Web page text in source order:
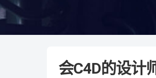
会C4D的设计